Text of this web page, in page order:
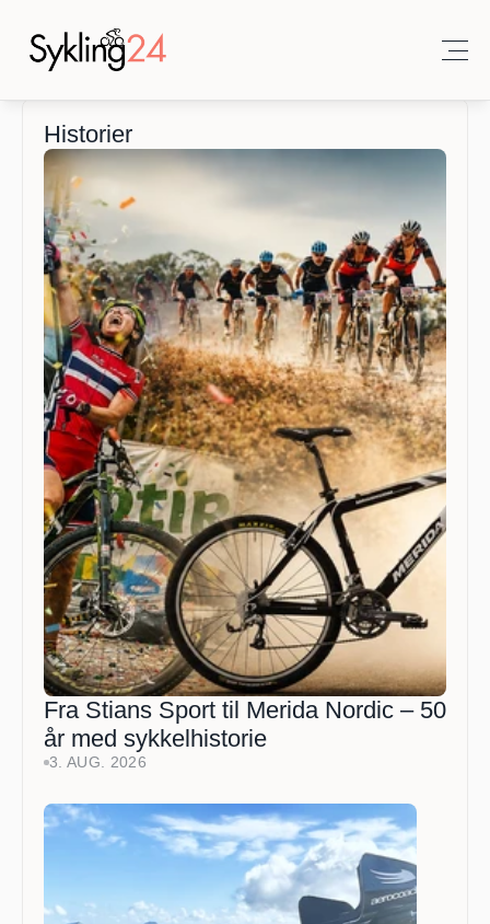
Historier
Fra Stians Sport til Merida Nordic – 50
år med sykkelhistorie
3. AUG. 2026